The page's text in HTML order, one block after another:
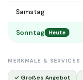
Samstag
Sonntag Heute
MERKMALE & SERVICES
✓ Großes Angebot